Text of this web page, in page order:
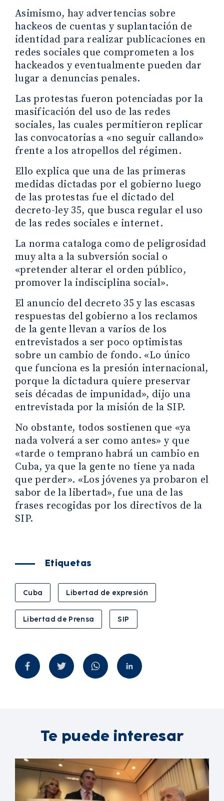
Asimismo, hay advertencias sobre
hackeos de cuentas y suplantación de
identidad para realizar publicaciones en
redes sociales que comprometen a los
hackeados y eventualmente pueden dar
lugar a denuncias penales.
Las protestas fueron potenciadas por la
masificación del uso de las redes
sociales, las cuales permitieron replicar
las convocatorias a «no seguir callando»
frente a los atropellos del régimen.
Ello explica que una de las primeras
medidas dictadas por el gobierno luego
de las protestas fue el dictado del
decreto-ley 35, que busca regular el uso
de las redes sociales e internet.
La norma cataloga como de peligrosidad
muy alta a la subversión social o
«pretender alterar el orden público,
promover la indisciplina social».
El anuncio del decreto 35 y las escasas
respuestas del gobierno a los reclamos
de la gente llevan a varios de los
entrevistados a ser poco optimistas
sobre un cambio de fondo. «Lo único
que funciona es la presión internacional,
porque la dictadura quiere preservar
seis décadas de impunidad», dijo una
entrevistada por la misión de la SIP.
No obstante, todos sostienen que «ya
nada volverá a ser como antes» y que
«tarde o temprano habrá un cambio en
Cuba, ya que la gente no tiene ya nada
que perder». «Los jóvenes ya probaron el
sabor de la libertad», fue una de las
frases recogidas por los directivos de la
SIP.
Etiquetas
Cuba Libertad de expresión
Libertad de Prensa SIP
Te puede interesar